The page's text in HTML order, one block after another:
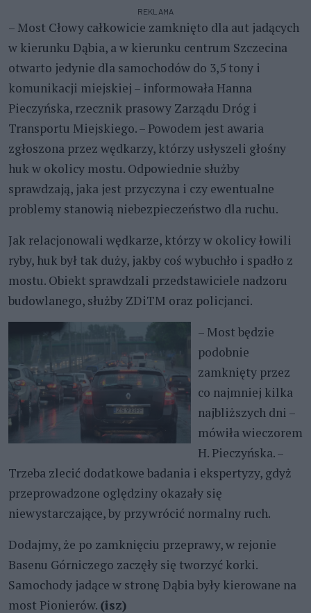
REKLAMA
– Most Cłowy całkowicie zamknięto dla aut jadących
w kierunku Dąbia, a w kierunku centrum Szczecina
otwarto jedynie dla samochodów do 3,5 tony i
komunikacji miejskiej – informowała Hanna
Pieczyńska, rzecznik prasowy Zarządu Dróg i
Transportu Miejskiego. – Powodem jest awaria
zgłoszona przez wędkarzy, którzy usłyszeli głośny
huk w okolicy mostu. Odpowiednie służby
sprawdzają, jaka jest przyczyna i czy ewentualne
problemy stanowią niebezpieczeństwo dla ruchu.
Jak relacjonowali wędkarze, którzy w okolicy łowili
ryby, huk był tak duży, jakby coś wybuchło i spadło z
mostu. Obiekt sprawdzali przedstawiciele nadzoru
budowlanego, służby ZDiTM oraz policjanci.
– Most będzie
podobnie
zamknięty przez
co najmniej kilka
najbliższych dni –
mówiła wieczorem
H. Pieczyńska. –
Trzeba zlecić dodatkowe badania i ekspertyzy, gdyż
przeprowadzone oględziny okazały się
niewystarczające, by przywrócić normalny ruch.
Dodajmy, że po zamknięciu przeprawy, w rejonie
Basenu Górniczego zaczęły się tworzyć korki.
Samochody jadące w stronę Dąbia były kierowane na
most Pionierów. (isz)